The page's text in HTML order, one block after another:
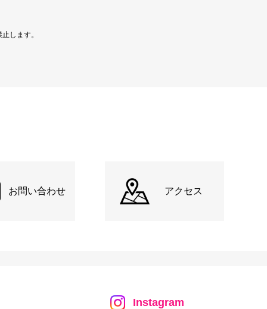
します。
お問い合わせ アクセス
Instagram